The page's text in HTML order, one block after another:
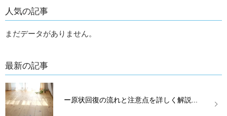
人気の記事
まだデータがありません。
最新の記事
ー原状回復の流れと注意点を詳しく解説...